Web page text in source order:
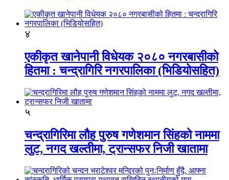
४
एकीकृत खानेपानी विधेयक २०८० नगरबासीको
हितमा : चन्द्रागिरि नगरपालिका (भिडियोसहित)
५
चन्द्रागिरिमा लौह पुरुष गणेशमान सिंहको नाममा
लुट, नगद खल्तीमा, ट्रान्सफर निजी खातामा